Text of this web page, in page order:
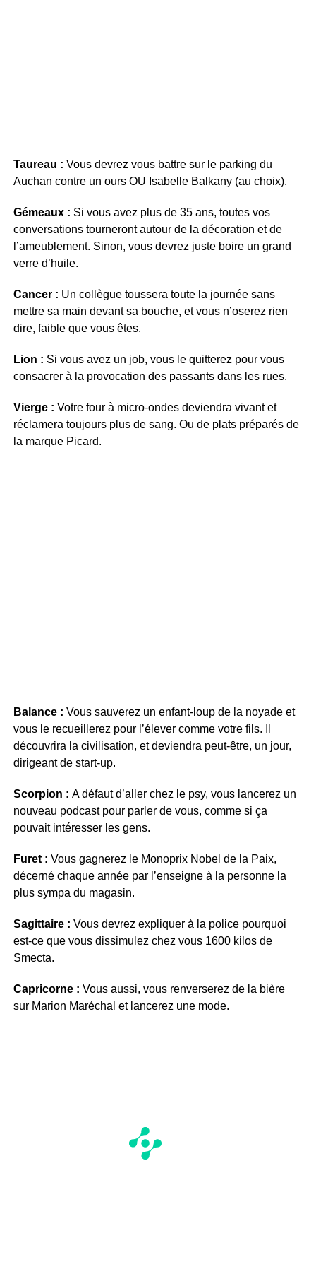
Taureau : Vous devrez vous battre sur le parking du
Auchan contre un ours OU Isabelle Balkany (au choix).
Gémeaux : Si vous avez plus de 35 ans, toutes vos
conversations tourneront autour de la décoration et de
l’ameublement. Sinon, vous devrez juste boire un grand
verre d’huile.
Cancer : Un collègue toussera toute la journée sans
mettre sa main devant sa bouche, et vous n’oserez rien
dire, faible que vous êtes.
Lion : Si vous avez un job, vous le quitterez pour vous
consacrer à la provocation des passants dans les rues.
Vierge : Votre four à micro-ondes deviendra vivant et
réclamera toujours plus de sang. Ou de plats préparés de
la marque Picard.
Balance : Vous sauverez un enfant-loup de la noyade et
vous le recueillerez pour l’élever comme votre fils. Il
découvrira la civilisation, et deviendra peut-être, un jour,
dirigeant de start-up.
Scorpion : A défaut d’aller chez le psy, vous lancerez un
nouveau podcast pour parler de vous, comme si ça
pouvait intéresser les gens.
Furet : Vous gagnerez le Monoprix Nobel de la Paix,
décerné chaque année par l’enseigne à la personne la
plus sympa du magasin.
Sagittaire : Vous devrez expliquer à la police pourquoi
est-ce que vous dissimulez chez vous 1600 kilos de
Smecta.
Capricorne : Vous aussi, vous renverserez de la bière
sur Marion Maréchal et lancerez une mode.